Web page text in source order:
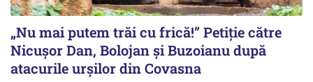
„Nu mai putem trăi cu frică!” Petiție către
Nicușor Dan, Bolojan și Buzoianu după
atacurile urșilor din Covasna